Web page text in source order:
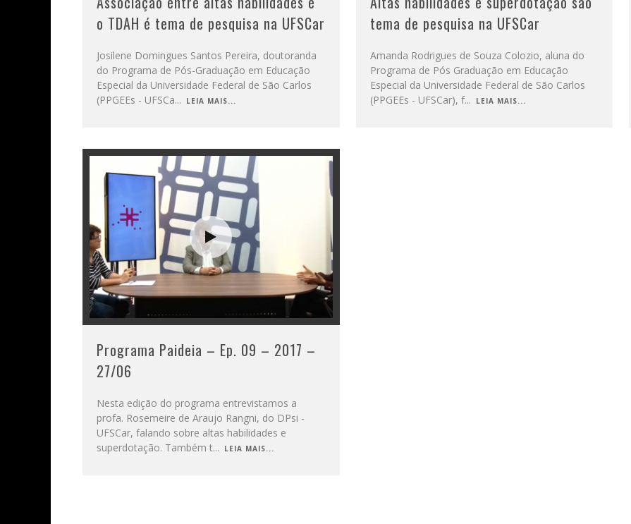
o TDAH é tema de pesquisa na UFSCar
Josilene Domingues Santos Pereira, doutoranda
do Programa de Pós-Graduação em Educação
Especial da Universidade Federal de São Carlos
(PPGEEs - UFSCa... LEIA MAIS...
tema de pesquisa na UFSCar
Amanda Rodrigues de Souza Colozio, aluna do
Programa de Pós Graduação em Educação
Especial da Universidade Federal de São Carlos
(PPGEEs - UFSCar), f... LEIA MAIS...
Programa Paideia – Ep. 09 – 2017 –
27/06
Nesta edição do programa entrevistamos a
profa. Rosemeire de Araujo Rangni, do DPsi -
UFSCar, falando sobre altas habilidades e
superdotação. Também t... LEIA MAIS...